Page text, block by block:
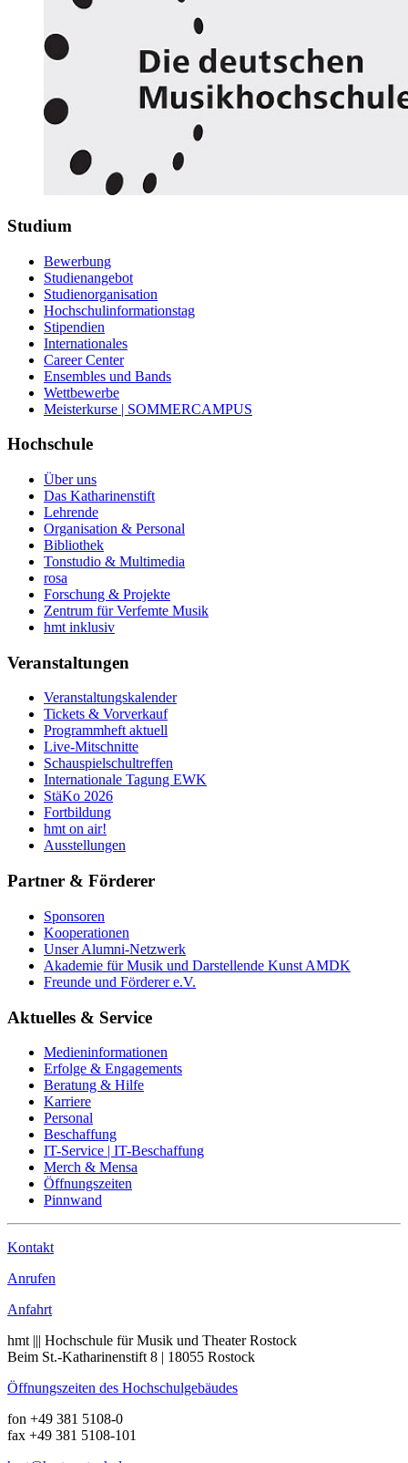
Studium
Bewerbung
Studienangebot
Studienorganisation
Hochschulinformationstag
Stipendien
Internationales
Career Center
Ensembles und Bands
Wettbewerbe
Meisterkurse | SOMMERCAMPUS
Hochschule
Über uns
Das Katharinenstift
Lehrende
Organisation & Personal
Bibliothek
Tonstudio & Multimedia
rosa
Forschung & Projekte
Zentrum für Verfemte Musik
hmt inklusiv
Veranstaltungen
Veranstaltungskalender
Tickets & Vorverkauf
Programmheft aktuell
Live-Mitschnitte
Schauspielschultreffen
Internationale Tagung EWK
StäKo 2026
Fortbildung
hmt on air!
Ausstellungen
Partner & Förderer
Sponsoren
Kooperationen
Unser Alumni-Netzwerk
Akademie für Musik und Darstellende Kunst AMDK
Freunde und Förderer e.V.
Aktuelles & Service
Medieninformationen
Erfolge & Engagements
Beratung & Hilfe
Karriere
Personal
Beschaffung
IT-Service | IT-Beschaffung
Merch & Mensa
Öffnungszeiten
Pinnwand
Kontakt
Anrufen
Anfahrt
hmt ||| Hochschule für Musik und Theater Rostock
Beim St.-Katharinenstift 8 | 18055 Rostock
Öffnungszeiten des Hochschulgebäudes
fon +49 381 5108-0
fax +49 381 5108-101